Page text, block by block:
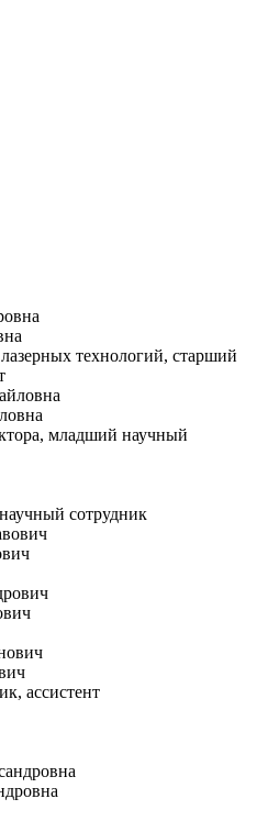
технологий, старший
младший научный
сотрудник
ассистент